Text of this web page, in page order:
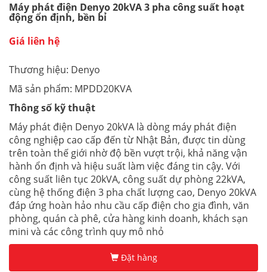
Máy phát điện Denyo 20kVA 3 pha công suất hoạt
động ổn định, bền bỉ
Giá liên hệ
Thương hiệu: Denyo
Mã sản phẩm: MPDD20KVA
Thông số kỹ thuật
Máy phát điện Denyo 20kVA là dòng máy phát điện
công nghiệp cao cấp đến từ Nhật Bản, được tin dùng
trên toàn thế giới nhờ độ bền vượt trội, khả năng vận
hành ổn định và hiệu suất làm việc đáng tin cậy. Với
công suất liên tục 20kVA, công suất dự phòng 22kVA,
cùng hệ thống điện 3 pha chất lượng cao, Denyo 20kVA
đáp ứng hoàn hảo nhu cầu cấp điện cho gia đình, văn
phòng, quán cà phê, cửa hàng kinh doanh, khách sạn
mini và các công trình quy mô nhỏ
Đặt hàng